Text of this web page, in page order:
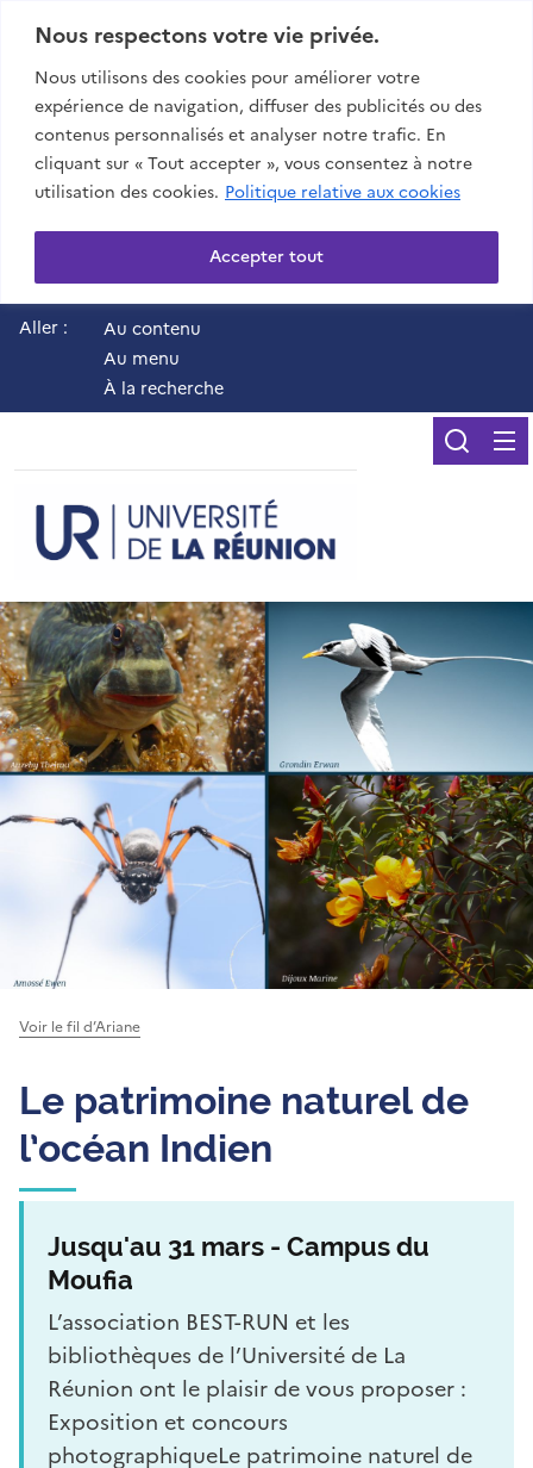
Nous respectons votre vie privée.
Nous utilisons des cookies pour améliorer votre
expérience de navigation, diffuser des publicités ou des
contenus personnalisés et analyser notre trafic. En
cliquant sur « Tout accepter », vous consentez à notre
utilisation des cookies. Politique relative aux cookies
Accepter tout
Aller :
Au contenu
Au menu
À la recherche
Voir le fil d’Ariane
Le patrimoine naturel de
l’océan Indien
Jusqu'au 31 mars - Campus du
Moufia
L’association BEST-RUN et les
bibliothèques de l’Université de La
Réunion ont le plaisir de vous proposer :
Exposition et concours
photographiqueLe patrimoine naturel de